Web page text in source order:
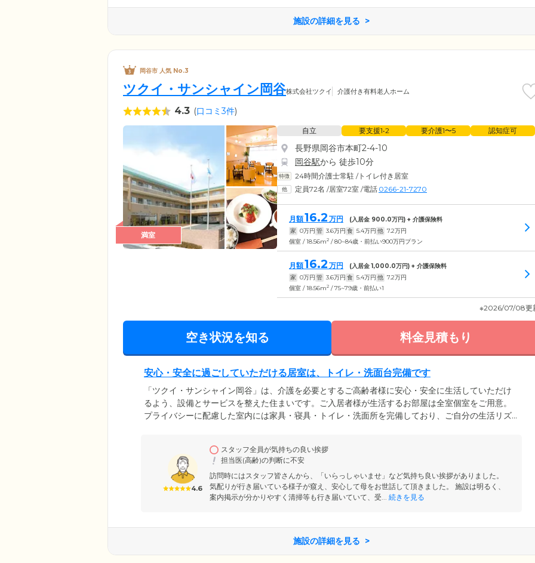
施設の詳細を見る
岡谷市 人気 No.3
ツクイ・サンシャイン岡谷株式会社ツクイ 介護付き有料老人ホーム
4.3 (口コミ3件)
満室
自立 要支援1•2 要介護1〜5 認知症可
長野県岡谷市本町2-4-10
岡谷駅から 徒歩10分
24時間介護士常駐 /トイレ付き居室
定員72名 /居室72室 /電話 0266-21-7270
月額16.2 万円 (入居金 900.0万円) + 介護保険料
家 0万円 管 3.6万円 食 5.4万円 他 7.2万円
個室 / 18.56m2 / 80~84歳・前払い900万円プラン
月額16.2 万円 (入居金1,000.0万円) + 介護保険料
家 0万円 管 3.6万円 食 5.4万円 他 7.2万円
個室 / 18.56m2 / 75~79歳・前払い1
※2026/07/08更
空き状況を知る 料金見積もり
安心・安全に過ごしていただける居室は、トイレ・洗面台完備です
「ツクイ・サンシャイン岡谷」は、介護を必要とするご高齢者様に安心・安全に生活していただけ
るよう、設備とサービスを整えた住まいです。ご入居者様が生活するお部屋は全室個室をご用意。
プライバシーに配慮した室内には家具・寝具・トイレ・洗面所を完備しており、ご自分の生活リズ
ドやトイレにはコールボタンを設置。体調急変時やケガ・事故の際はボタンひとつですぐにスタッ
フが駆けつけて対応します。夜間も安心してお休みください。
4.6
スタッフ全員が気持ちの良い挨拶
担当医(高齢)の判断に不安
訪問時にはスタッフ皆さんから、「いらっしゃいませ」など気持ち良い挨拶がありました。
気配りが行き届いている様子が窺え、安心して母をお世話して頂きました。 施設は明るく、
案内掲示が分かりやすく清掃等も行き届いていて、受...
続きを見る
施設の詳細を見る